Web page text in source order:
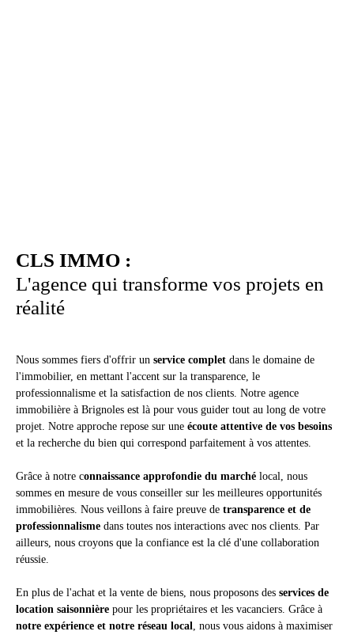
CLS IMMO :
L'agence qui transforme vos projets en
réalité
Nous sommes fiers d'offrir un service complet dans le domaine de
l'immobilier, en mettant l'accent sur la transparence, le
professionnalisme et la satisfaction de nos clients. Notre agence
immobilière à Brignoles est là pour vous guider tout au long de votre
projet. Notre approche repose sur une écoute attentive de vos besoins
et la recherche du bien qui correspond parfaitement à vos attentes.
Grâce à notre connaissance approfondie du marché local, nous
sommes en mesure de vous conseiller sur les meilleures opportunités
immobilières. Nous veillons à faire preuve de transparence et de
professionnalisme dans toutes nos interactions avec nos clients. Par
ailleurs, nous croyons que la confiance est la clé d'une collaboration
réussie.
En plus de l'achat et la vente de biens, nous proposons des services de
location saisonnière pour les propriétaires et les vacanciers. Grâce à
notre expérience et notre réseau local, nous vous aidons à maximiser